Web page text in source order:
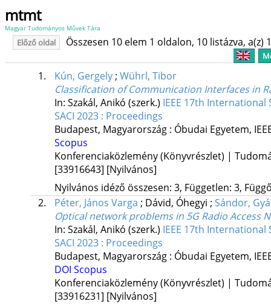
mtmt
Magyar Tudományos Művek Tára
Előző oldal Összesen 10 elem 1 oldalon, 10 listázva, a(z)
1. Kún, Gergely; Wührl, Tibor
Classification of Communication Interfaces in
In: Szakál, Anikó (szerk.) IEEE 17th
SACI 2023 : Proceedings
Budapest, Magyarország : Óbudai Egyetem,
Scopus
Konferenciaközlemény (Könyvrészlet) |
[33916643] [Nyilvános]
Nyilvános idéző összesen: 3, Független: 3,
2.
Péter, János Varga ; Dávid, Óhegyi ; Sándor,
Optical network problems in 5G Radio Access
In: Szakál, Anikó (szerk.) IEEE 17th
SACI 2023 : Proceedings
Budapest, Magyarország : Óbudai Egyetem,
DOI Scopus
Konferenciaközlemény (Könyvrészlet) |
[33916231] [Nyilvános]